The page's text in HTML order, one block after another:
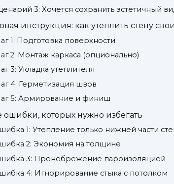
3: Хочется сохранить эстетичный
инструкция: как утеплить стену
1: Подготовка поверхности
2: Монтаж каркаса (опционально)
3: Укладка утеплителя
4: Герметизация швов
5: Армирование и финиш
ошибки, которых нужно избегать
1: Утепление только нижней части
2: Экономия на толщине
3: Пренебрежение пароизоляцией
4: Игнорирование стыка с потолком